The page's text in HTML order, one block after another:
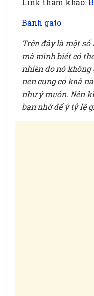
Link tham khảo:
Bánh gato
Trên đây là một
mà mình biết có
nhiên do nó
nên cũng có khả
như ý muốn. Nên
bạn nhớ để ý tỷ lệ